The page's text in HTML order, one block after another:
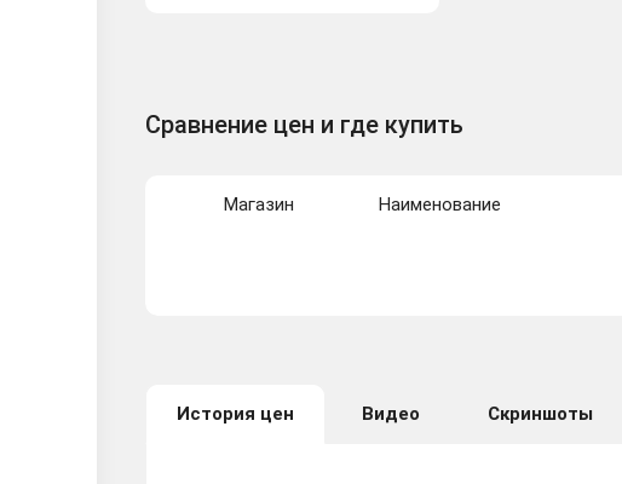
Сравнение цен и где купить
Магазин Наименование
История цен Видео Скриншоты